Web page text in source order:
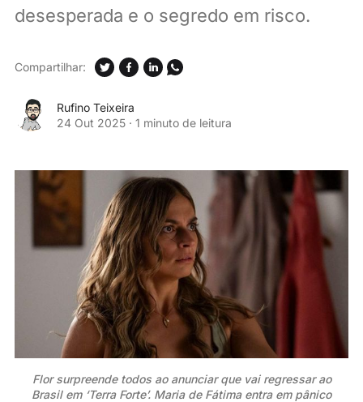
desesperada e o segredo em risco.
Rufino Teixeira
24 Out 2025 · 1 minuto de leitura
Compartilhar:
Flor surpreende todos ao anunciar que vai regressar ao
Brasil em ‘Terra Forte’. Maria de Fátima entra em pânico